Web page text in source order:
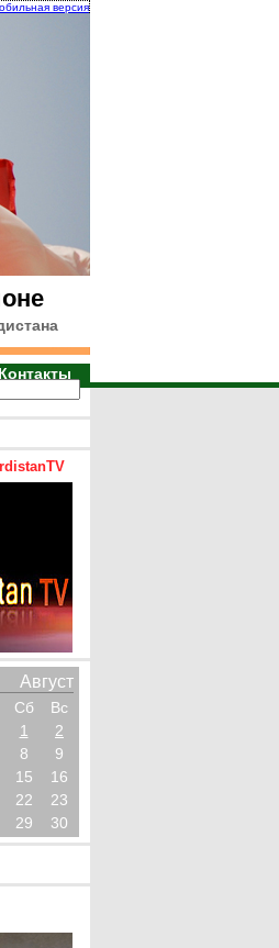
версия
Контакты
Август
Сб
Вс
1
2
8
9
15
16
22
23
29 30